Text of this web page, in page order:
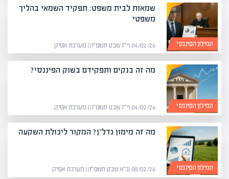
המילון הפיננסי
שמאות לבית משפט: תפקיד השמאי בהליך
משפטי
04/02/26 (י״ז שבט תשפ״ו) | מערכת אפיק
המילון הפיננסי
מה זה בנקים ותפקידם בשוק הפיננסי?
04/02/26 (י״ז שבט תשפ״ו) | מערכת אפיק
המילון הפיננסי
מה זה מימון נדל"ן? המקור ליכולת השקעה
08/02/26 (כ״א שבט תשפ״ו) | מערכת אפיק